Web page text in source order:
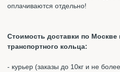
оплачиваются отдельно!
Стоимость доставки по
транспортного кольца:
- курьер (заказы до 10кг и не